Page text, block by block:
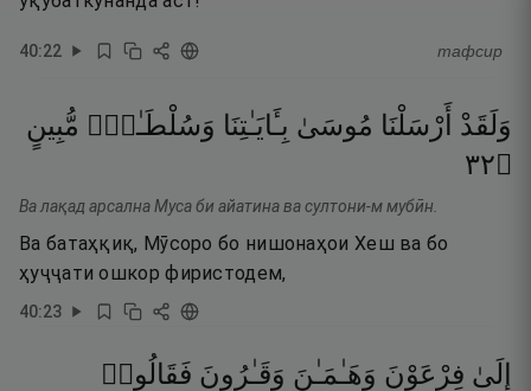
40:22 тафсир
وَلَقَدْ أَرْسَلْنَا مُوسَىٰ بِـَٔايَـٰتِنَا وَسُلْطَـٰنٍۢ مُّبِينٍ
۝٢٣
Ва лақад арсална Муса би айатина ва султони-м мубӣн.
Ва батаҳқиқ, Мӯсоро бо нишонаҳои Хеш ва бо
ҳуҷҷати ошкор фиристодем,
40:23
إِلَىٰ فِرْعَوْنَ وَهَـٰمَـٰنَ وَقَـٰرُونَ فَقَالُوا۟